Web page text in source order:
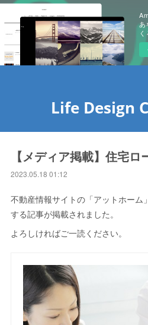
あ
く
Life Design
【メディア掲載】住宅ロ
2023.05.18 01:12
不動産情報サイトの「アットホーム
する記事が掲載されました。
よろしければご一読ください。